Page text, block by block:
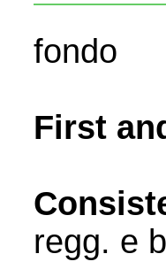
fondo
First
regg. e